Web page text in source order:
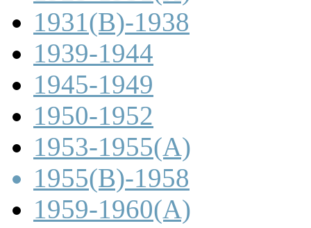
1931(B)-1938
1939-1944
1945-1949
1950-1952
1953-1955(A)
1955(B)-1958
1959-1960(A)